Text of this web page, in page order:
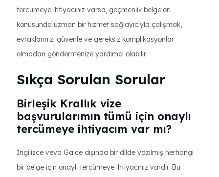
tercümeye ihtiyacınız varsa, göçmenlik belgeleri
konusunda uzman bir hizmet sağlayıcıyla çalışmak,
evraklarınızı güvenle ve gereksiz komplikasyonlar
olmadan göndermenize yardımcı olabilir.
Sıkça Sorulan Sorular
Birleşik Krallık vize
başvurularımın tümü için onaylı
tercümeye ihtiyacım var mı?
İngilizce veya Galce dışında bir dilde yazılmış herhangi
bir belge için onaylı tercümeye ihtiyacınız vardır. Bu